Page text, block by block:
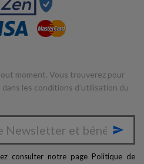
moment. Vous trouverez pour
les conditions d'utilisation du

consulter notre page Politique de